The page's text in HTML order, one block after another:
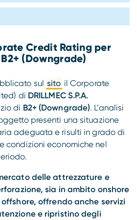
Credit Rating per
B2+ (Downgrade)
sul sito il Corporate
di DRILLMEC S.P.A.
di B2+ (Downgrade). L’analisi
presenti una situazione
adeguata e risulti in grado di
condizioni economiche nel
delle attrezzature e
sia in ambito onshore
offshore, offrendo anche servizi
e ripristino degli